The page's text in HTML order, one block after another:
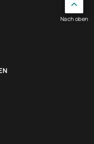
Nach oben